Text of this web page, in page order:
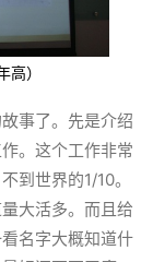
）
事了。先是介绍
。这个工作非常
到世界的1/10。
大活多。而且给
名字大概知道什